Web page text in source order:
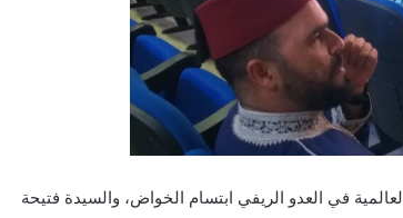
في العدو الريفي ابتسام الخواض، والسيدة فتيحة